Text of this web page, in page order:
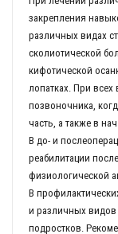
закрепления
различных видах
сколиотической
кифотической
лопатках. При
позвоночника,
часть, а также в
В до- и
реабилитации
физиологической
В
и различных видов
подростков.